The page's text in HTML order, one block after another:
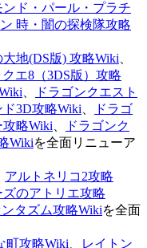
ド・パール・プラチ
時・闇の探検隊攻略
地(DS版) 攻略Wiki
クエ8（3DS版）攻略
ドラゴンクエスト
3D攻略Wiki
ドラゴ
略Wiki
ドラゴンク
Wikiを全面リニューア
アルトネリコ2攻略
ズのアトリエ攻略
タズム攻略Wikiを全面
町攻略Wiki
レイトン